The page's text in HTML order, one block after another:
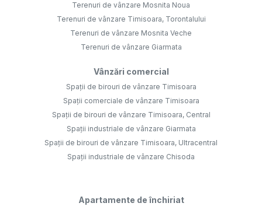
Terenuri de vânzare Mosnita Noua
Terenuri de vânzare Timisoara, Torontalului
Terenuri de vânzare Mosnita Veche
Terenuri de vânzare Giarmata
Vânzări comercial
Spații de birouri de vânzare Timisoara
Spații comerciale de vânzare Timisoara
Spații de birouri de vânzare Timisoara, Central
Spații industriale de vânzare Giarmata
Spații de birouri de vânzare Timisoara, Ultracentral
Spații industriale de vânzare Chisoda
Apartamente de închiriat